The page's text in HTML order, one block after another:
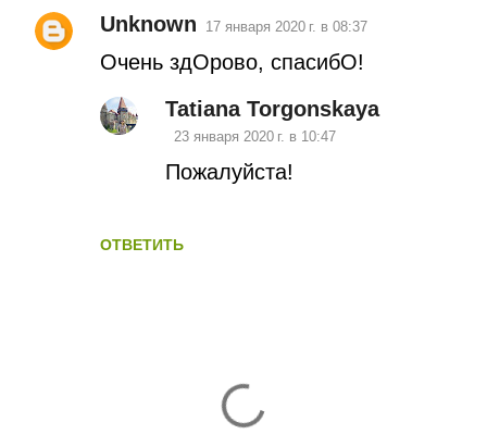
Unknown 17 января 2020 г. в 08:37
Очень здОрово, спасибО!
ОТВЕТИТЬ
Tatiana Torgonskaya
23 января 2020 г. в 10:47
Пожалуйста!